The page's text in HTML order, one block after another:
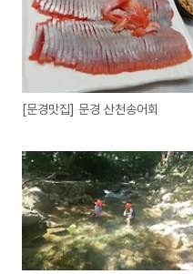
[문경맛집] 문경 산천송어회